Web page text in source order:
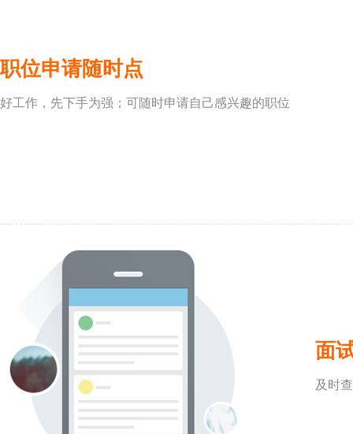
职位申请随时点
好工作，先下手为强；可随时申请自己感兴趣的职位
面
及时